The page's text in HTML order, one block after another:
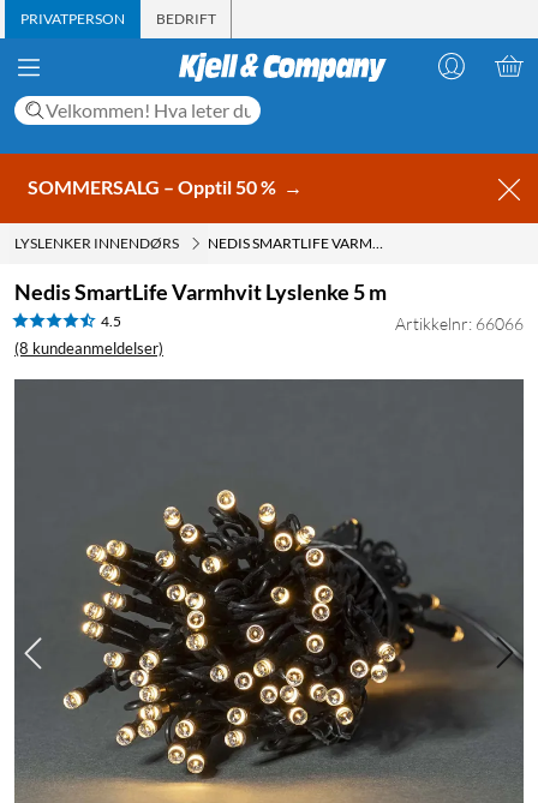
PRIVATPERSON BEDRIFT
SOMMERSALG – Opptil 50 % →
LYSLENKER INNENDØRS NEDIS SMARTLIFE VARMHVIT LYSLENKE 5 M
Nedis SmartLife Varmhvit Lyslenke 5 m
4.5
(8 kundeanmeldelser)
Artikkelnr: 66066